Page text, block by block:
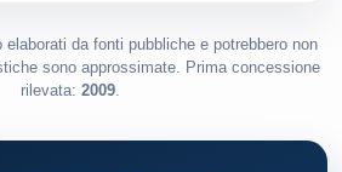
da fonti pubbliche e potrebbero non
sono approssimate. Prima concessione
rilevata: 2009.